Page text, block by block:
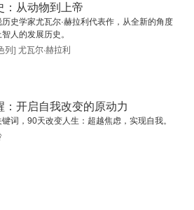
化
：从动物到上帝
历史学家尤瓦尔·赫拉利代表作，从全新的角度
人的发展历史。
列] 尤瓦尔·赫拉利
：开启自我改变的原动力
词，90天改变人生：超越焦虑，实现自我。